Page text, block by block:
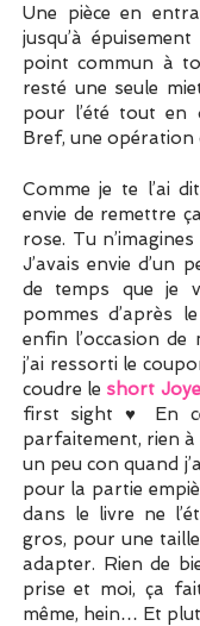
Une pièce en
jusqu’à
point commun à
resté une seule
pour l’été tout en
Bref, une opération
Comme je te l’ai
envie de remettre
rose. Tu
J’avais envie d’un
de temps que je
pommes d’après
enfin l’occasion de
j’ai ressorti le
coudre le short
first sight ♥ En
parfaitement, rien à
un peu con quand
pour la partie
dans le livre ne
gros, pour une
adapter. Rien de
prise et moi, ça
même, hein… Et